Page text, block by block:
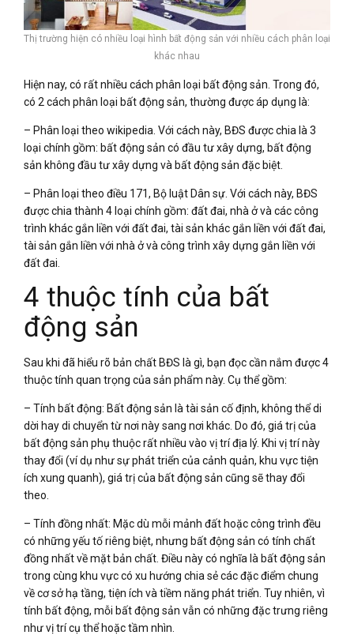
Thị trường hiện có nhiều loại hình bất động sản với nhiều cách phân loại
khác nhau
Hiện nay, có rất nhiều cách phân loại bất động sản. Trong đó,
có 2 cách phân loại bất động sản, thường được áp dụng là:
– Phân loại theo wikipedia. Với cách này, BĐS được chia là 3
loại chính gồm: bất động sản có đầu tư xây dựng, bất động
sản không đầu tư xây dựng và bất động sản đặc biệt.
– Phân loại theo điều 171, Bộ luật Dân sự. Với cách này, BĐS
được chia thành 4 loại chính gồm: đất đai, nhà ở và các công
trình khác gắn liền với đất đai, tài sản khác gắn liền với đất đai,
tài sản gắn liền với nhà ở và công trình xây dựng gắn liền với
đất đai.
4 thuộc tính của bất
động sản
Sau khi đã hiểu rõ bản chất BĐS là gì, bạn đọc cần nắm được 4
thuộc tính quan trọng của sản phẩm này. Cụ thể gồm:
– Tính bất động: Bất động sản là tài sản cố định, không thể di
dời hay di chuyển từ nơi này sang nơi khác. Do đó, giá trị của
bất động sản phụ thuộc rất nhiều vào vị trí địa lý. Khi vị trí này
thay đổi (ví dụ như sự phát triển của cảnh quản, khu vực tiện
ích xung quanh), giá trị của bất động sản cũng sẽ thay đổi
theo.
– Tính đồng nhất: Mặc dù mỗi mảnh đất hoặc công trình đều
có những yếu tố riêng biệt, nhưng bất động sản có tính chất
đồng nhất về mặt bản chất. Điều này có nghĩa là bất động sản
trong cùng khu vực có xu hướng chia sẻ các đặc điểm chung
về cơ sở hạ tầng, tiện ích và tiềm năng phát triển. Tuy nhiên, vì
tính bất động, mỗi bất động sản vẫn có những đặc trưng riêng
như vị trí cụ thể hoặc tầm nhìn.